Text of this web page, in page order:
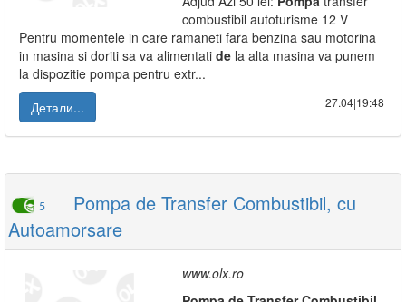
combustibil autoturisme 12 V
Pentru momentele in care ramaneti fara benzina sau motorina
in masina si doriti sa va alimentati de la alta masina va punem
la dispozitie pompa pentru extr...
Детали...
27.04|19:48
5
Pompa de Transfer Combustibil, cu
Autoamorsare
www.olx.ro